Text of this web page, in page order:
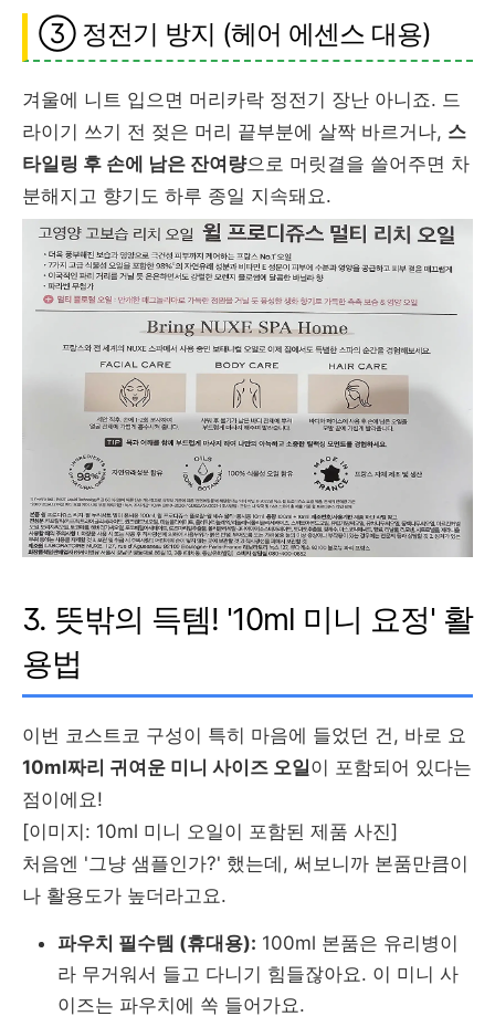
③ 정전기 방지 (헤어 에센스 대용)
겨울에 니트 입으면 머리카락 정전기 장난 아니죠. 드
라이기 쓰기 전 젖은 머리 끝부분에 살짝 바르거나, 스
타일링 후 손에 남은 잔여량으로 머릿결을 쓸어주면 차
분해지고 향기도 하루 종일 지속돼요.
3. 뜻밖의 득템! '10ml 미니 요정' 활
용법
이번 코스트코 구성이 특히 마음에 들었던 건, 바로 요
10ml짜리 귀여운 미니 사이즈 오일이 포함되어 있다는
점이에요!
[이미지: 10ml 미니 오일이 포함된 제품 사진]
처음엔 '그냥 샘플인가?' 했는데, 써보니까 본품만큼이
나 활용도가 높더라고요.
파우치 필수템 (휴대용): 100ml 본품은 유리병이
라 무거워서 들고 다니기 힘들잖아요. 이 미니 사
이즈는 파우치에 쏙 들어가요.